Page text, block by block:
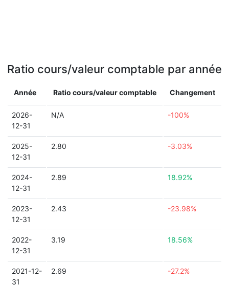
Ratio cours/valeur comptable par année
Année Ratio cours/valeur comptable Changement
2026-
12-31
N/A -100%
2025-
12-31
2.80 -3.03%
2024-
12-31
2.89 18.92%
2023-
12-31
2.43 -23.98%
2022-
12-31
3.19 18.56%
2021-12-
31
2.69 -27.2%